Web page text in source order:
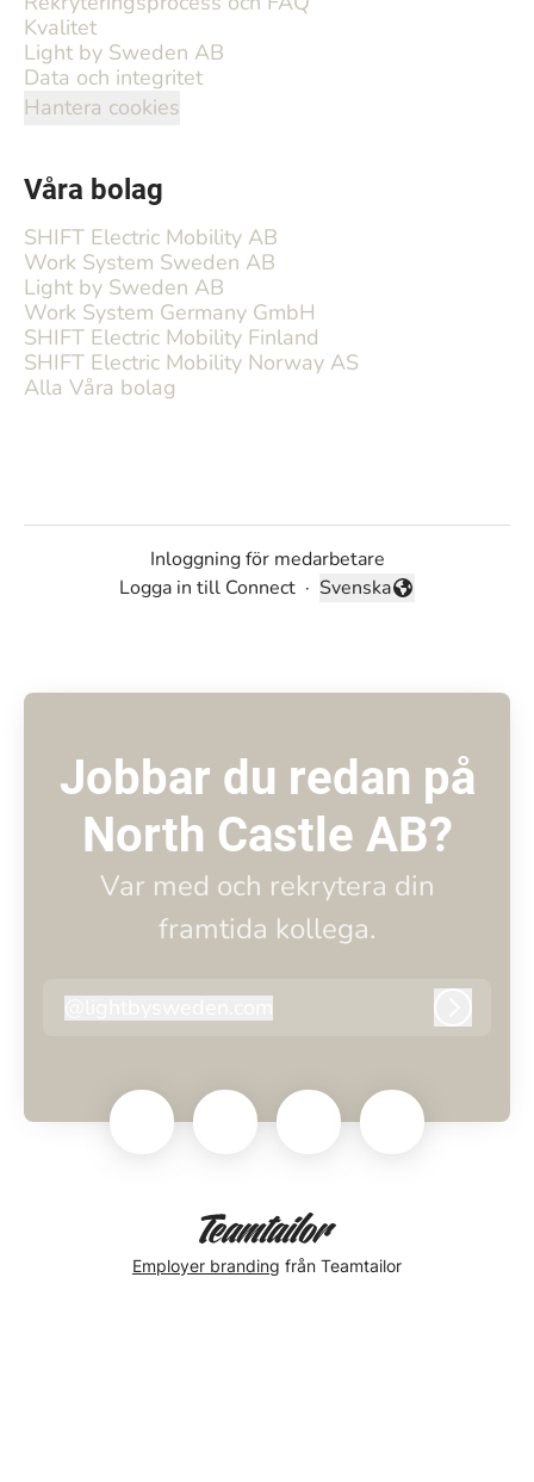
Kvalitet
Light by Sweden AB
Data och integritet
Hantera cookies
Våra bolag
SHIFT Electric Mobility AB
Work System Sweden AB
Light by Sweden AB
Work System Germany GmbH
SHIFT Electric Mobility Finland
SHIFT Electric Mobility Norway AS
Alla Våra bolag
Inloggning för medarbetare
Logga in till Connect · Byt språk
Svenska
Jobbar du redan på
North Castle AB?
Var med och rekrytera din
framtida kollega.
lightbysweden.com
Employer branding från Teamtailor